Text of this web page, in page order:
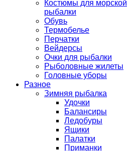
Костюмы для морской
рыбалки
Обувь
Термобелье
Перчатки
Вейдерсы
Очки для рыбалки
Рыболовные жилеты
Головные уборы
Разное
Зимняя рыбалка
Удочки
Балансиры
Ледобуры
Ящики
Палатки
Приманки